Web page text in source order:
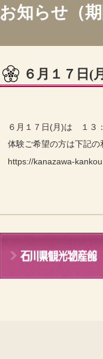
お知らせ（期
６月１７日(
６月１７日(月)は １３
体験ご希望の方は下記の
https://kanazawa-